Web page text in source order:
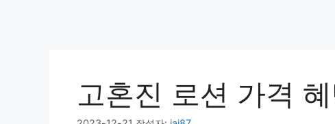
고혼진 로션 가격